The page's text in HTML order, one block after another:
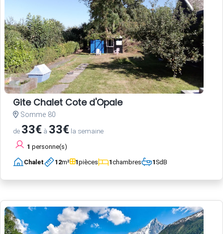
Gite Chalet Cote d'Opale
Somme 80
de 33€ à 33€ la semaine
1 personne(s)
Chalet 12m² 1pièces 1chambres 1SdB